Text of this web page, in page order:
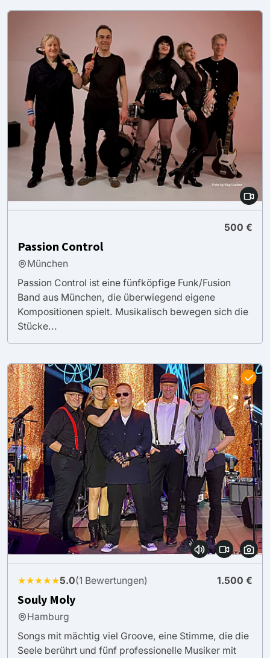
500 €
Passion Control
München
Passion Control ist eine fünfköpfige Funk/Fusion
Band aus München, die überwiegend eigene
Kompositionen spielt. Musikalisch bewegen sich die
Stücke...
★★★★★5.0(1 Bewertungen) 1.500 €
Souly Moly
Hamburg
Songs mit mächtig viel Groove, eine Stimme, die die
Seele berührt und fünf professionelle Musiker mit